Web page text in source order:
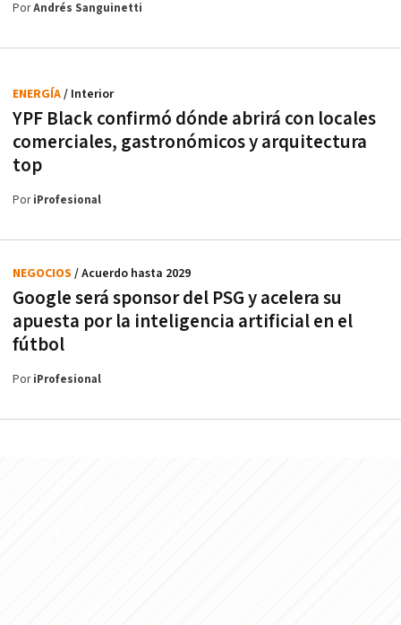
PorAndrés Sanguinetti
YPF Black confirmó dónde abrirá con locales
comerciales, gastronómicos y arquitectura
top
ENERGÍA/ Interior
PoriProfesional
Google será sponsor del PSG y acelera su
apuesta por la inteligencia artificial en el
fútbol
NEGOCIOS / Acuerdo hasta 2029
PoriProfesional